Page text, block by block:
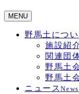
MENU
野馬土につい
施設紹
関連団
野馬土
野馬土
ニュースNews